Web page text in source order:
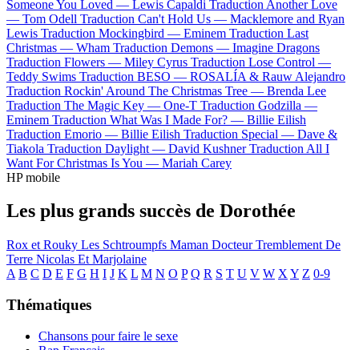
Someone You Loved — Lewis Capaldi Traduction Another Love
— Tom Odell Traduction Can't Hold Us — Macklemore and Ryan
Lewis Traduction Mockingbird — Eminem Traduction Last
Christmas — Wham Traduction Demons — Imagine Dragons
Traduction Flowers — Miley Cyrus Traduction Lose Control —
Teddy Swims Traduction BESO — ROSALÍA & Rauw Alejandro
Traduction Rockin' Around The Christmas Tree — Brenda Lee
Traduction The Magic Key — One-T Traduction Godzilla —
Eminem Traduction What Was I Made For? — Billie Eilish
Traduction Emorio — Billie Eilish Traduction Special — Dave &
Tiakola Traduction Daylight — David Kushner Traduction All I
Want For Christmas Is You — Mariah Carey
HP mobile
Les plus grands succès de Dorothée
Rox et Rouky Les Schtroumpfs Maman DocteurTremblement De
Terre Nicolas Et Marjolaine
A B C D E F G H I J K L M N O P Q R S T U V W X Y Z 0-9
Thématiques
Chansons pour faire le sexe